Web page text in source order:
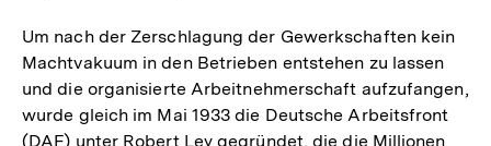
Um nach der Zerschlagung der Gewerkschaften kein
Machtvakuum in den Betrieben entstehen zu lassen
und die organisierte Arbeitnehmerschaft aufzufangen,
wurde gleich im Mai 1933 die Deutsche Arbeitsfront
(DAF) unter Robert Ley gegründet, die die Millionen